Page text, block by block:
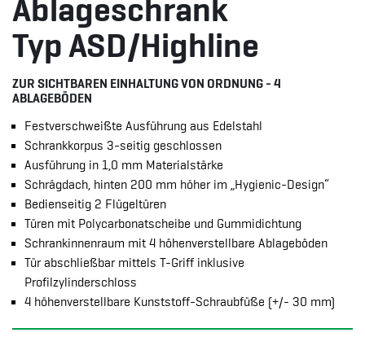
Ablageschrank
Typ ASD/Highline
ZUR SICHTBAREN EINHALTUNG VON ORDNUNG - 4
ABLAGEBÖDEN
Festverschweißte Ausführung aus Edelstahl
Schrankkorpus 3-seitig geschlossen
Ausführung in 1,0 mm Materialstärke
Schrägdach, hinten 200 mm höher im „Hygienic-Design“
Bedienseitig 2 Flügeltüren
Türen mit Polycarbonatscheibe und Gummidichtung
Schrankinnenraum mit 4 höhenverstellbare Ablageböden
Tür abschließbar mittels T-Griff inklusive
Profilzylinderschloss
4 höhenverstellbare Kunststoff-Schraubfüße (+/- 30 mm)